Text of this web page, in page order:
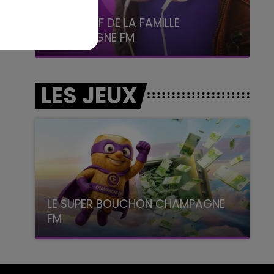
La Famille
LES JEUX
LE SUPER BOUCHON CHAMPAGNE
FM
avec La Famille Champagne FM, à 8H10